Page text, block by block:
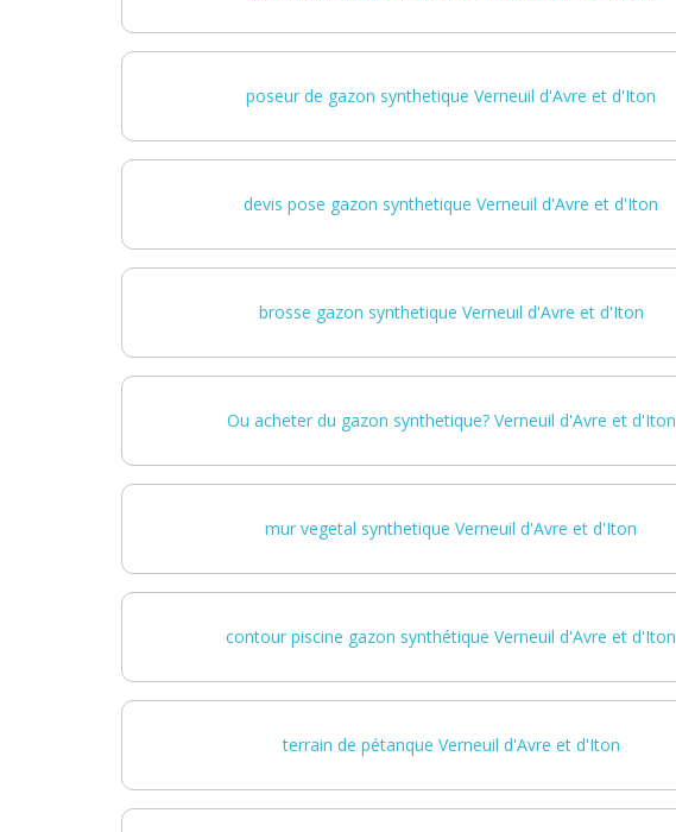
poseur de gazon synthetique Verneuil d'Avre et d'Iton
devis pose gazon synthetique Verneuil d'Avre et d'Iton
brosse gazon synthetique Verneuil d'Avre et d'Iton
Ou acheter du gazon synthetique? Verneuil d'Avre et d'Iton
mur vegetal synthetique Verneuil d'Avre et d'Iton
contour piscine gazon synthétique Verneuil d'Avre et d'Iton
terrain de pétanque Verneuil d'Avre et d'Iton